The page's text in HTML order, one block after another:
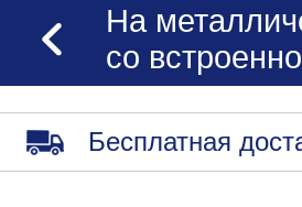
На
со
Бесплатная